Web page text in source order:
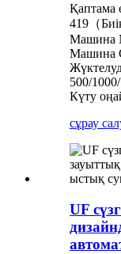
419（
Машина
Машина
500/
Күту
сұрау
UF